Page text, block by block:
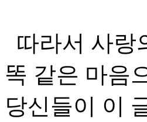
따라서 사랑
똑 같은 마음
당신들이 이